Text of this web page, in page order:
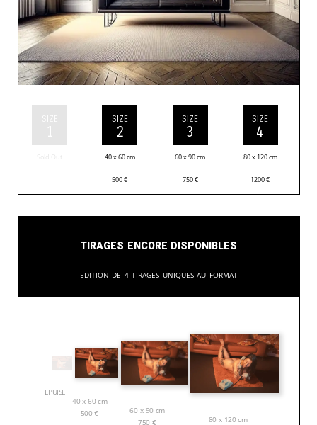
SIZE
1
SIZE
2
40 x 60 cm
500€
SIZE
3
60 x 90 cm
750€
SIZE
4
80 x 120 cm
1200€
Tirages encore disponibles
Edition de 4 tirages uniques au format
EPUISE
40 x 60 cm
500€
60 x 90 cm
750 €
80 x 120 cm